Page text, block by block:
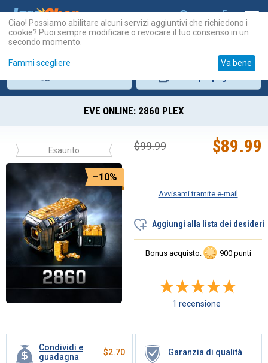
EVE ONLINE: 2860 PLEX
Esaurito
–10%
Condividi e
guadagna
$2.70 Garanzia di qualità
$89.99
$99.99
Avvisami tramite e-mail
Aggiungi alla lista dei desideri
Bonus acquisto: 900 punti
1 recensione
Ciao! Possiamo abilitare alcuni servizi aggiuntivi che richiedono i
cookie? Puoi sempre modificare o revocare il tuo consenso in un
secondo momento.
Fammi scegliere Va bene